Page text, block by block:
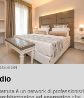
è un network di professionisti
ed energetico che